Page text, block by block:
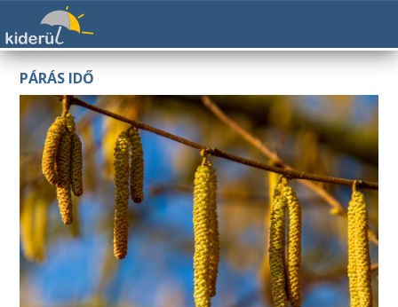
PÁRÁS IDŐ